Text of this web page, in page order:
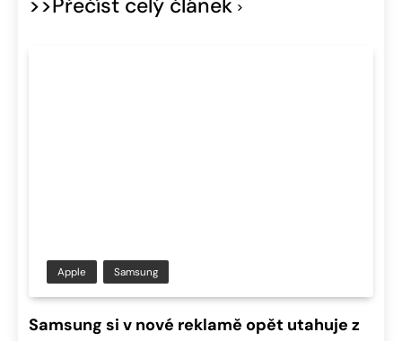
>>Přečíst celý článek
Apple Samsung
Samsung si v nové reklamě opět utahuje z